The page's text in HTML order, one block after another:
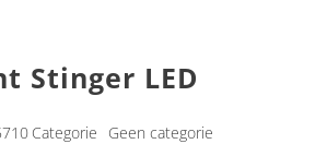
Stinger LED
Categorie Geen categorie